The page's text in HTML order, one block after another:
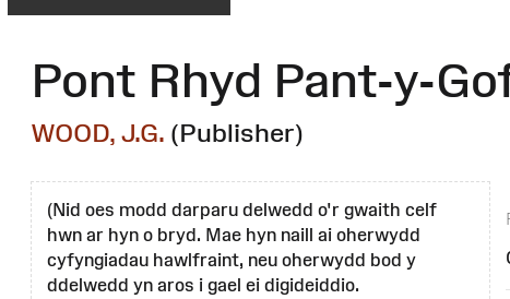
Pont Rhyd Pant-y-
WOOD, J.G. (Publisher)
(Nid oes modd darparu delwedd o'r gwaith celf
hwn ar hyn o bryd. Mae hyn naill ai oherwydd
cyfyngiadau hawlfraint, neu oherwydd bod y
ddelwedd yn aros i gael ei digideiddio.